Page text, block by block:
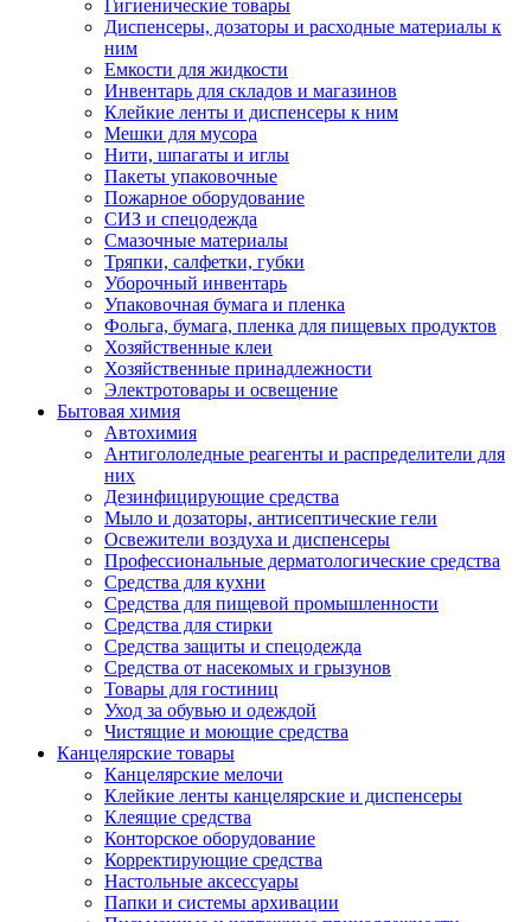
Гигиенические товары
Диспенсеры, дозаторы и расходные материалы к
ним
Емкости для жидкости
Инвентарь для складов и магазинов
Клейкие ленты и диспенсеры к ним
Мешки для мусора
Нити, шпагаты и иглы
Пакеты упаковочные
Пожарное оборудование
СИЗ и спецодежда
Смазочные материалы
Тряпки, салфетки, губки
Уборочный инвентарь
Упаковочная бумага и пленка
Фольга, бумага, пленка для пищевых продуктов
Хозяйственные клеи
Хозяйственные принадлежности
Электротовары и освещение
Бытовая химия
Автохимия
Антигололедные реагенты и распределители для
них
Дезинфицирующие средства
Мыло и дозаторы, антисептические гели
Освежители воздуха и диспенсеры
Профессиональные дерматологические средства
Средства для кухни
Средства для пищевой промышленности
Средства для стирки
Средства защиты и спецодежда
Средства от насекомых и грызунов
Товары для гостиниц
Уход за обувью и одеждой
Чистящие и моющие средства
Канцелярские товары
Канцелярские мелочи
Клейкие ленты канцелярские и диспенсеры
Клеящие средства
Конторское оборудование
Корректирующие средства
Настольные аксессуары
Папки и системы архивации